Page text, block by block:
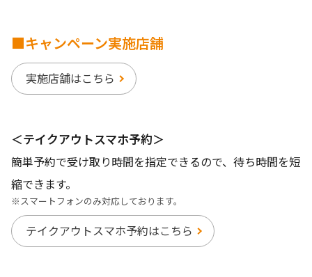
■キャンペーン実施店舗
実施店舗はこちら
＜テイクアウトスマホ予約＞
簡単予約で受け取り時間を指定できるので、待ち時間を短
縮できます。
※スマートフォンのみ対応しております。
テイクアウトスマホ予約はこちら